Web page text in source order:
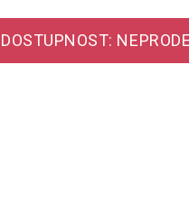
DOSTUPNOST: